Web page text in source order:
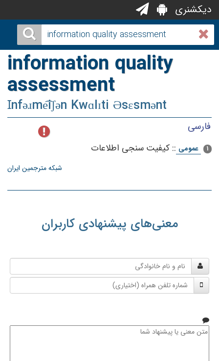
دیکشنری
information quality
assessment
Ɪnfəɹme͡iʃən Kwɑlɪti Əsɛsmənt
فارسی
1 عمومی :: كیفیت سنجی اطلاعات
شبکه مترجمین ایران
معنی‌های پیشنهادی کاربران
و
نام
خانوادگی
شماره
تلفن
متن